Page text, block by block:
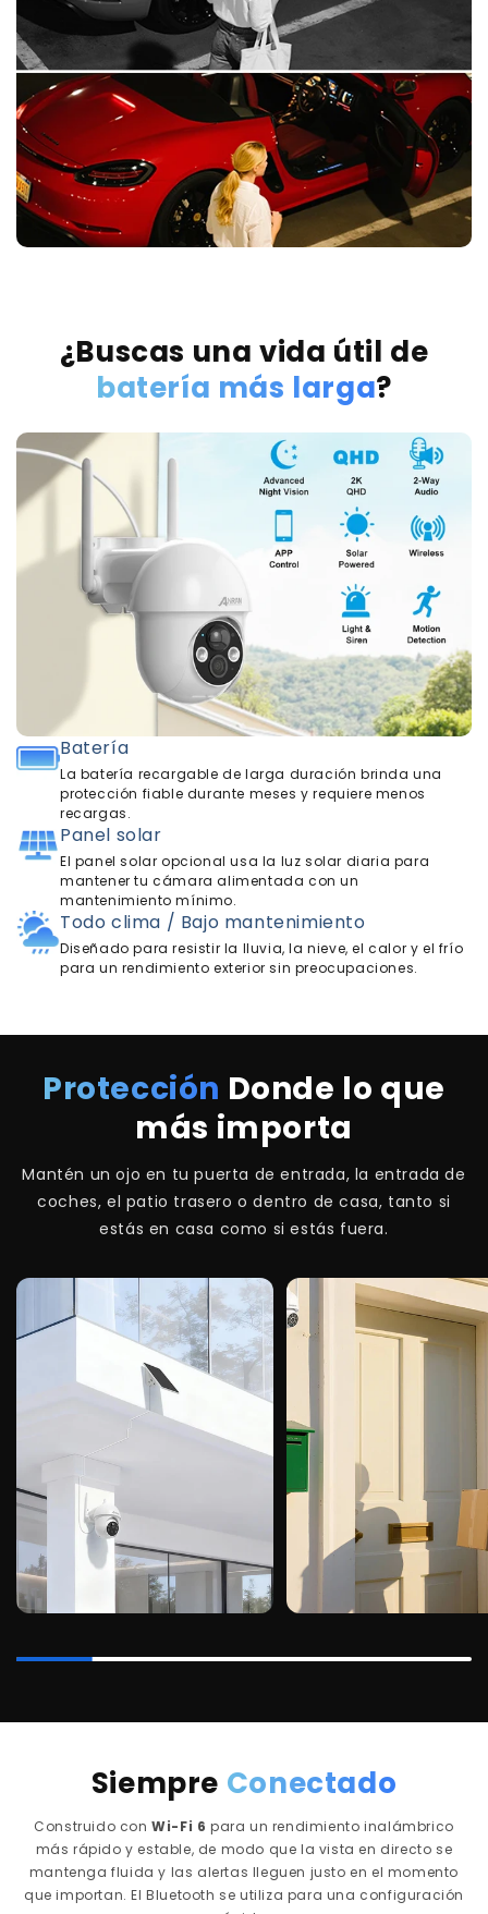
¿Buscas una vida útil de
batería más larga?
Batería
La batería recargable de larga duración brinda una
protección fiable durante meses y requiere menos
recargas.
Panel solar
El panel solar opcional usa la luz solar diaria para
mantener tu cámara alimentada con un
mantenimiento mínimo.
Todo clima / Bajo mantenimiento
Diseñado para resistir la lluvia, la nieve, el calor y el frío
para un rendimiento exterior sin preocupaciones.
Protección Donde lo que
más importa
Mantén un ojo en tu puerta de entrada, la entrada de
coches, el patio trasero o dentro de casa, tanto si
estás en casa como si estás fuera.
Siempre Conectado
Construido conWi-Fi 6 para un rendimiento inalámbrico
más rápido y estable, de modo que la vista en directo se
mantenga fluida y las alertas lleguen justo en el momento
que importan. El Bluetooth se utiliza para una configuración